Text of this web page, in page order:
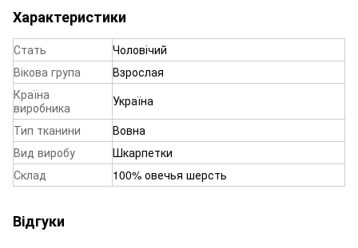
Характеристики
Стать
Чоловічий
Вікова група
Взрослая
Країна
виробника
Україна
Тип тканини
Вовна
Вид виробу
Шкарпетки
Склад
100% овечья шерсть
Відгуки